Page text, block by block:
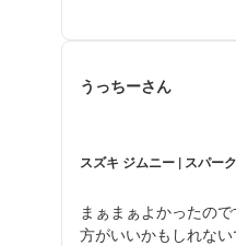
うっちーさん
スズキ ジムニー | スパー
まぁまぁよかったの
方がいいかもしれない